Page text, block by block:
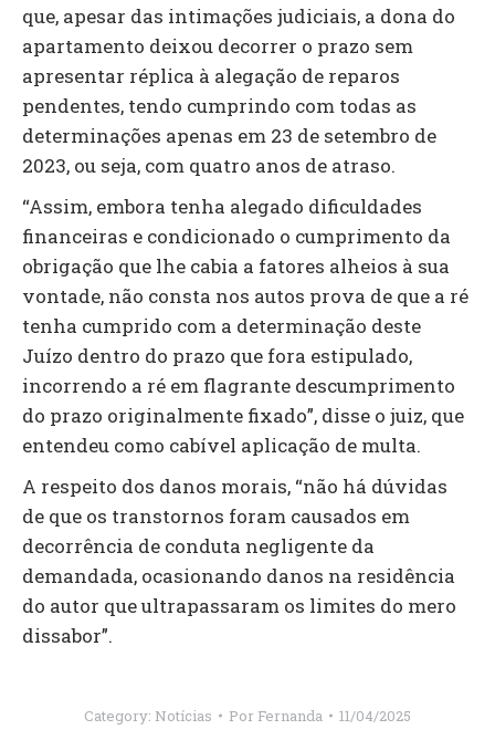
que, apesar das intimações judiciais, a dona do
apartamento deixou decorrer o prazo sem
apresentar réplica à alegação de reparos
pendentes, tendo cumprindo com todas as
determinações apenas em 23 de setembro de
2023, ou seja, com quatro anos de atraso.
“Assim, embora tenha alegado dificuldades
financeiras e condicionado o cumprimento da
obrigação que lhe cabia a fatores alheios à sua
vontade, não consta nos autos prova de que a ré
tenha cumprido com a determinação deste
Juízo dentro do prazo que fora estipulado,
incorrendo a ré em flagrante descumprimento
do prazo originalmente fixado”, disse o juiz, que
entendeu como cabível aplicação de multa.
A respeito dos danos morais, “não há dúvidas
de que os transtornos foram causados em
decorrência de conduta negligente da
demandada, ocasionando danos na residência
do autor que ultrapassaram os limites do mero
dissabor”.
Category: Notícias Por Fernanda 11/04/2025